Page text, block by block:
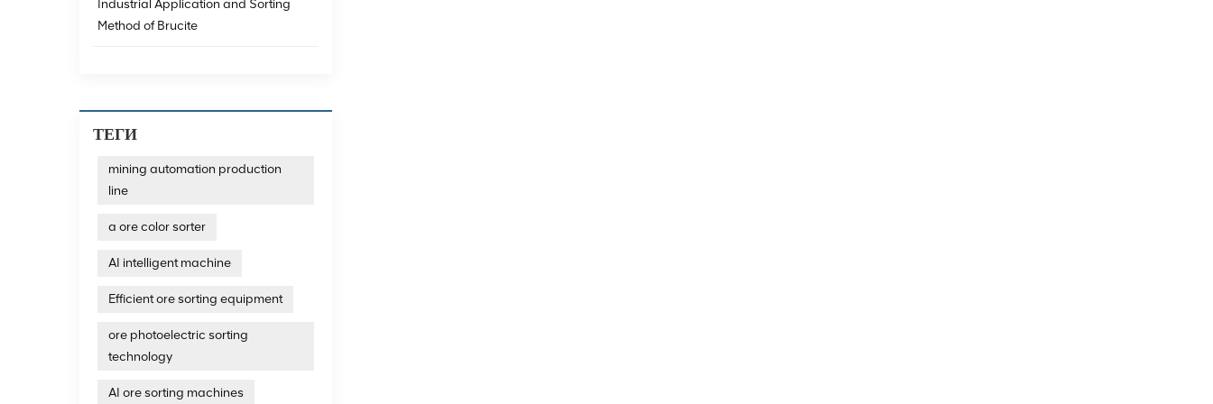
Industrial Application and Sorting
Method of Brucite
ТЕГИ
mining automation production
line
a ore color sorter
AI intelligent machine
Efficient ore sorting equipment
ore photoelectric sorting
technology
AI ore sorting machines